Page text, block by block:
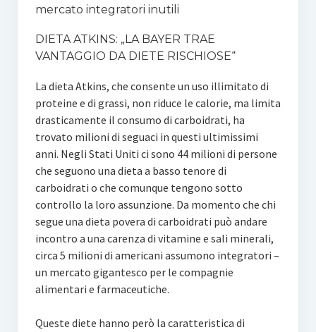
mercato integratori inutili
DIETA ATKINS: „LA BAYER TRAE
VANTAGGIO DA DIETE RISCHIOSE“
La dieta Atkins, che consente un uso illimitato di
proteine e di grassi, non riduce le calorie, ma limita
drasticamente il consumo di carboidrati, ha
trovato milioni di seguaci in questi ultimissimi
anni. Negli Stati Uniti ci sono 44 milioni di persone
che seguono una dieta a basso tenore di
carboidrati o che comunque tengono sotto
controllo la loro assunzione. Da momento che chi
segue una dieta povera di carboidrati può andare
incontro a una carenza di vitamine e sali minerali,
circa 5 milioni di americani assumono integratori –
un mercato gigantesco per le compagnie
alimentari e farmaceutiche.
Queste diete hanno però la caratteristica di